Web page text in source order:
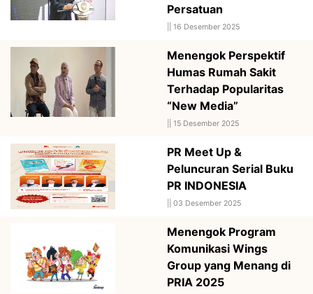
Persatuan
16 Desember 2025
Menengok Perspektif
Humas Rumah Sakit
Terhadap Popularitas
“New Media”
15 Desember 2025
PR Meet Up &
Peluncuran Serial Buku
PR INDONESIA
03 Desember 2025
Menengok Program
Komunikasi Wings
Group yang Menang di
PRIA 2025